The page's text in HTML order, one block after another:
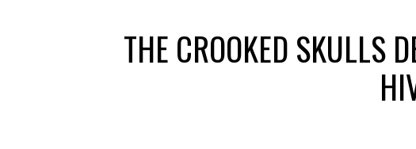
THE CROOKED SKULLS